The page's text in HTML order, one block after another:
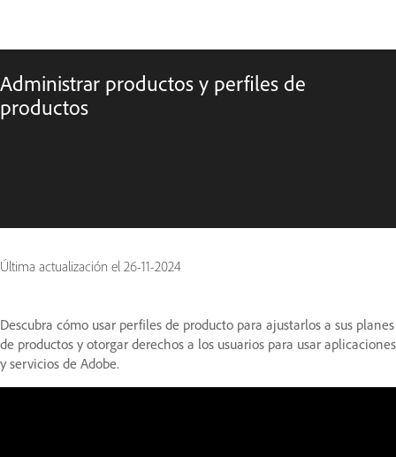
Administrar productos y perfiles de
productos
Última actualización el 26-11-2024
Descubra cómo usar perfiles de producto para ajustarlos a sus planes
de productos y otorgar derechos a los usuarios para usar aplicaciones
y servicios de Adobe.